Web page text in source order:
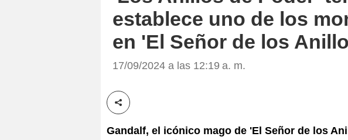
establece uno de los
en 'El Señor de los
17/09/2024 a las 12:19 a. m.
Compartir esta noticia
Gandalf, el icónico mago de 'El Señor de los